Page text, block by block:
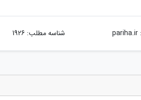
pariha.ir شناسه مطلب: 1926